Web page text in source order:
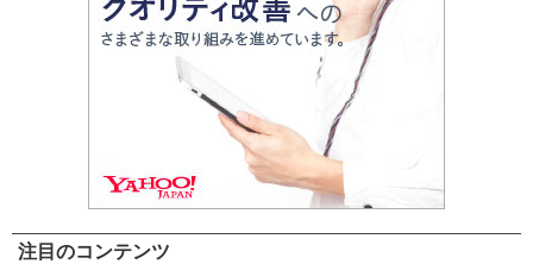
注目のコンテンツ